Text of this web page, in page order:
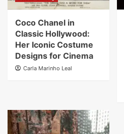
Coco Chanel in
Classic Hollywood:
Her Iconic Costume
Designs for Cinema
Carla Marinho Leal